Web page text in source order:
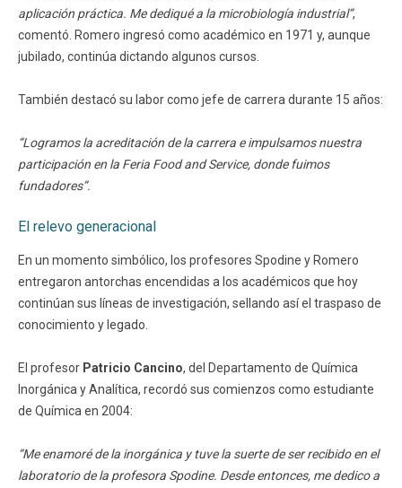
aplicación práctica. Me dediqué a la microbiología industrial”,
comentó. Romero ingresó como académico en 1971 y, aunque
jubilado, continúa dictando algunos cursos.
También destacó su labor como jefe de carrera durante 15 años:
“Logramos la acreditación de la carrera e impulsamos nuestra
participación en la Feria Food and Service, donde fuimos
fundadores”.
El relevo generacional
En un momento simbólico, los profesores Spodine y Romero
entregaron antorchas encendidas a los académicos que hoy
continúan sus líneas de investigación, sellando así el traspaso de
conocimiento y legado.
El profesor Patricio Cancino, del Departamento de Química
Inorgánica y Analítica, recordó sus comienzos como estudiante
de Química en 2004:
“Me enamoré de la inorgánica y tuve la suerte de ser recibido en el
laboratorio de la profesora Spodine. Desde entonces, me dedico a